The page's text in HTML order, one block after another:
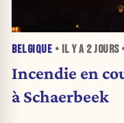
BELGIQUE • IL Y A 2 JOURS
Incendie en
à Schaerbeek